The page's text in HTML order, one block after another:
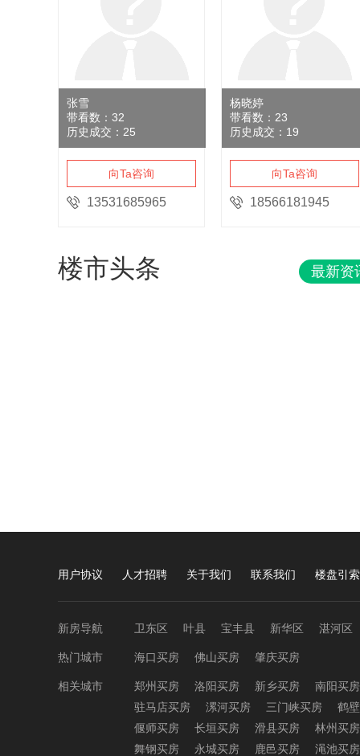
张雪
带看数： 32
历史成交： 25
向Ta咨询
13531685965
杨晓婷
带看数： 23
历史成交： 19
向Ta咨询
18566181945
楼市头条 最新资
用户协议 人才招聘 关于我们 联系我们 楼盘引索
新房导航 卫东区 叶县 宝丰县 新华区 湛河区
热门城市 海口买房 佛山买房 肇庆买房
相关城市 郑州买房 洛阳买房 新乡买房 南阳买房
驻马店买房
漯河买房 三门峡买房 鹤
偃师买房
长垣买房 滑县买房 林州买房
舞钢买房
永城买房 鹿邑买房 渑池买房